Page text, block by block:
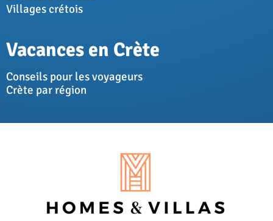
Villages crétois
Vacances en Crète
Conseils pour les voyageurs
Crète par région